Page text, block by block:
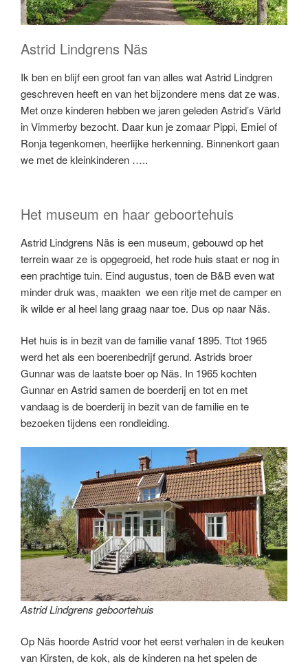
Astrid Lindgrens Näs
Ik ben en blijf een groot fan van alles wat Astrid Lindgren
geschreven heeft en van het bijzondere mens dat ze was.
Met onze kinderen hebben we jaren geleden Astrid’s Värld
in Vimmerby bezocht. Daar kun je zomaar Pippi, Emiel of
Ronja tegenkomen, heerlijke herkenning. Binnenkort gaan
we met de kleinkinderen …..
Het museum en haar geboortehuis
Astrid Lindgrens Näs is een museum, gebouwd op het
terrein waar ze is opgegroeid, het rode huis staat er nog in
een prachtige tuin. Eind augustus, toen de B&B even wat
minder druk was, maakten we een ritje met de camper en
ik wilde er al heel lang graag naar toe. Dus op naar Näs.
Het huis is in bezit van de familie vanaf 1895. Ttot 1965
werd het als een boerenbedrijf gerund. Astrids broer
Gunnar was de laatste boer op Näs. In 1965 kochten
Gunnar en Astrid samen de boerderij en tot en met
vandaag is de boerderij in bezit van de familie en te
bezoeken tijdens een rondleiding.
Astrid Lindgrens geboortehuis
Op Näs hoorde Astrid voor het eerst verhalen in de keuken
van Kirsten, de kok, als de kinderen na het spelen de